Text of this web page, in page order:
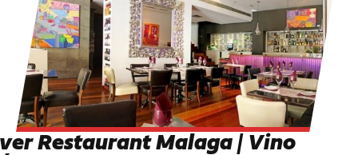
Restaurant Malaga | Vino